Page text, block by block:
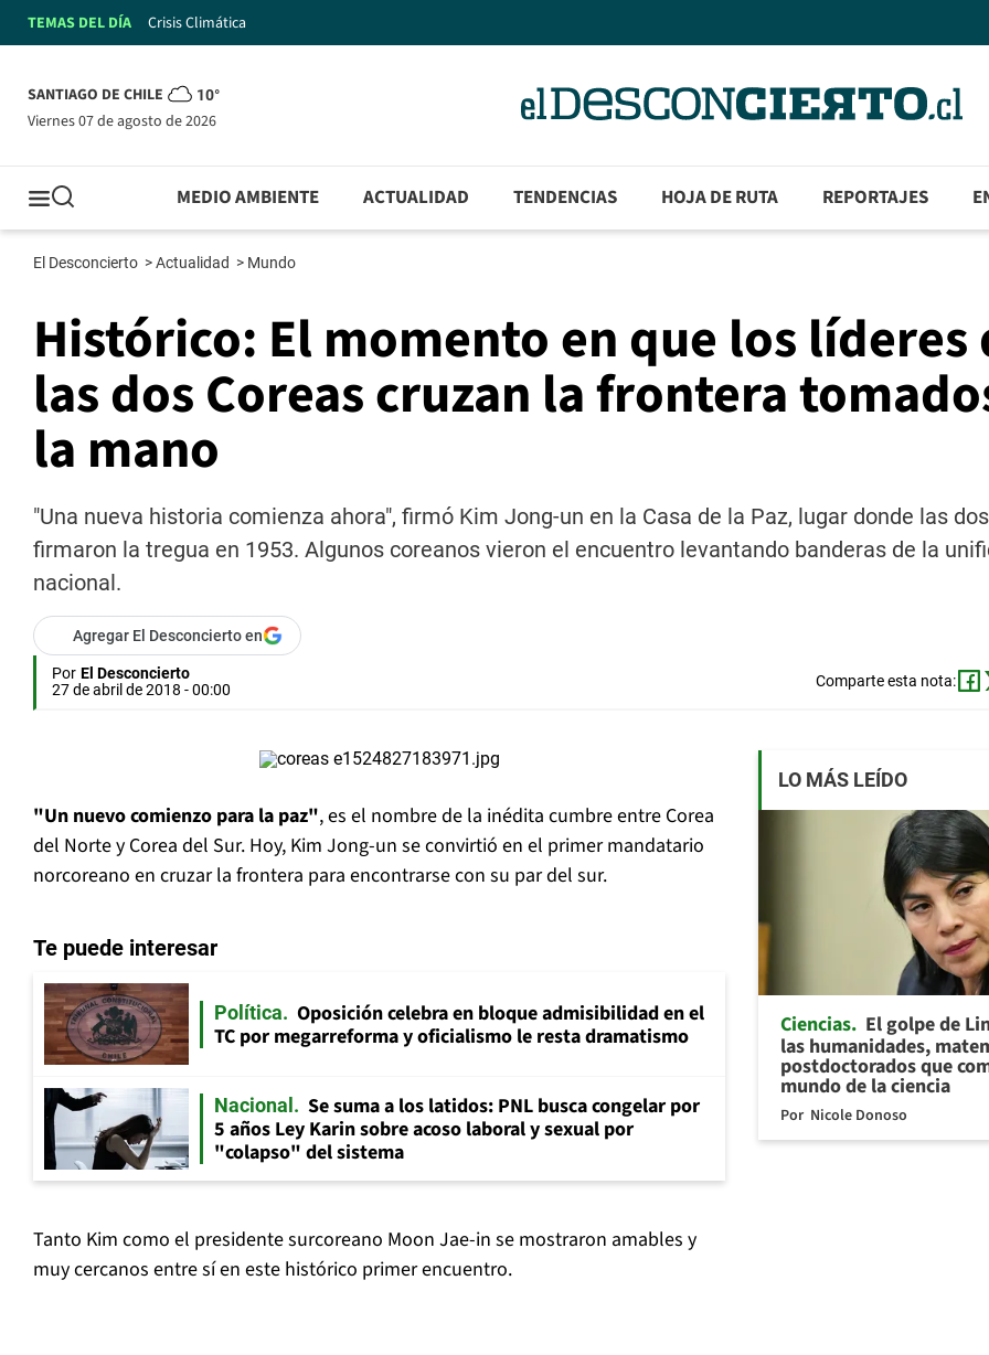
TEMAS DEL DÍA Crisis Climática
SANTIAGO DE CHILE 10°
viernes 07 de agosto de 2026
MEDIO AMBIENTE ACTUALIDAD TENDENCIAS HOJA DE RUTA REPORTAJES
El Desconcierto >Actualidad > Mundo
Histórico: El momento en que los líderes
las dos Coreas cruzan la frontera
la mano
"Una nueva historia comienza ahora", firmó Kim Jong-un en la Casa de la Paz, lugar donde las
firmaron la tregua en 1953. Algunos coreanos vieron el encuentro levantando banderas de la
nacional.
Agregar El Desconcierto en
Por El Desconcierto
27 de abril de 2018 - 00:00
Comparte esta nota:
"Un nuevo comienzo para la paz", es el nombre de la inédita cumbre entre Corea
del Norte y Corea del Sur. Hoy, Kim Jong-un se convirtió en el primer mandatario
norcoreano en cruzar la frontera para encontrarse con su par del sur.
Te puede interesar
Política
Oposición celebra en bloque admisibilidad en el
TC por megarreforma y oficialismo le resta dramatismo
Nacional
Se suma a los latidos: PNL busca congelar por
5 años Ley Karin sobre acoso laboral y sexual por
"colapso" del sistema
Tanto Kim como el presidente surcoreano Moon Jae-in se mostraron amables y
muy cercanos entre sí en este histórico primer encuentro.
LO MÁS LEÍDO
Ciencias El golpe de
las humanidades,
postdoctorados que
mundo de la ciencia
Por Nicole Donoso